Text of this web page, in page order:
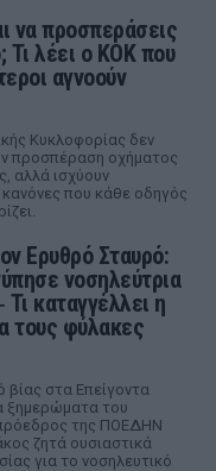
να προσπεράσεις
Τι λέει ο ΚΟΚ που
αγνοούν
Κυκλοφορίας δεν
προσπέραση οχήματος
αλλά ισχύουν
κανόνες που κάθε οδηγός
Ερυθρό Σταυρό:
νοσηλεύτρια
καταγγέλλει η
τους φύλακες
βίας στα Επείγοντα
ξημερώματα του
της ΠΟΕΔΗΝ
ζητά ουσιαστικά
για το νοσηλευτικό